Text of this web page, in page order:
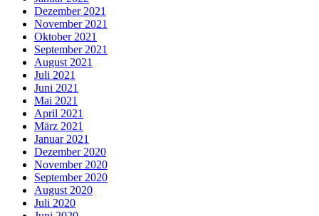
Dezember 2021
November 2021
Oktober 2021
September 2021
August 2021
Juli 2021
Juni 2021
Mai 2021
April 2021
März 2021
Januar 2021
Dezember 2020
November 2020
September 2020
August 2020
Juli 2020